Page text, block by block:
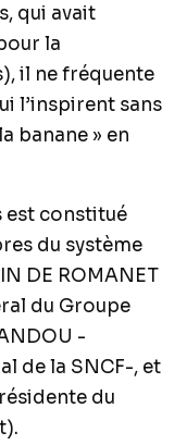
qui avait
la
il ne fréquente
l’inspirent sans
banane » en
est constitué
du système
DE ROMANET
du Groupe
-
de la SNCF-, et
du